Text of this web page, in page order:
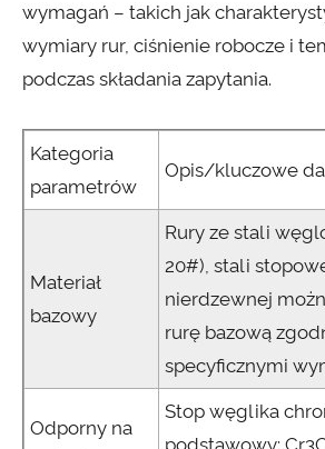
wymagań – takich jak
wymiary rur, ciśnienie robocze i
podczas składania zapytania.
Kategoria
parametrów
Opis/kluczowe
Materiał
bazowy
Rury ze stali
20#), stali
nierdzewnej
rurę bazową
specyficznymi
Odporny na
Stop węglika